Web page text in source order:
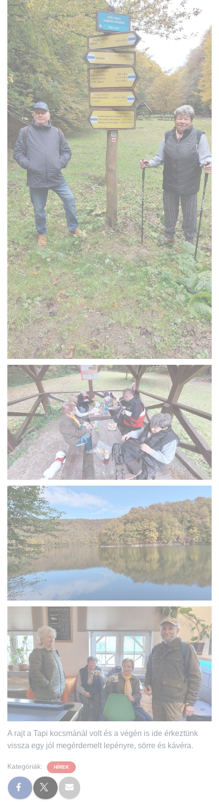
A rajt a Tapi kocsmánál volt és a végén is ide érkeztünk
vissza egy jól megérdemelt lepényre, sörre és kávéra.
Kategóriák: HÍREK